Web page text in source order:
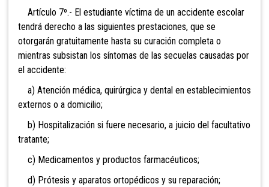
Artículo 7º.- El estudiante víctima de un accidente escolar
tendrá derecho a las siguientes prestaciones, que se
otorgarán gratuitamente hasta su curación completa o
mientras subsistan los síntomas de las secuelas causadas por
el accidente:
a) Atención médica, quirúrgica y dental en establecimientos
externos o a domicilio;
b) Hospitalización si fuere necesario, a juicio del facultativo
tratante;
c) Medicamentos y productos farmacéuticos;
d) Prótesis y aparatos ortopédicos y su reparación;